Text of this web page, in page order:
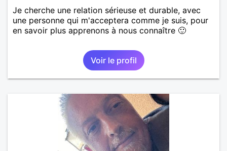
Je cherche une relation sérieuse et durable, avec
une personne qui m'acceptera comme je suis, pour
en savoir plus apprenons à nous connaître 🙂
Voir le profil